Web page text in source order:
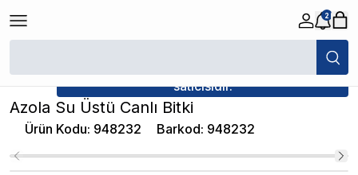
2
/
satıcısıdır.
Azola Su Üstü Canlı Bitki
Ürün Kodu: 948232 Barkod: 948232